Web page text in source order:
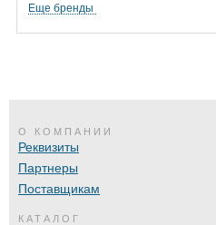
Еще бренды
О КОМПАНИИ
Реквизиты
Партнеры
Поставщикам
КАТАЛОГ